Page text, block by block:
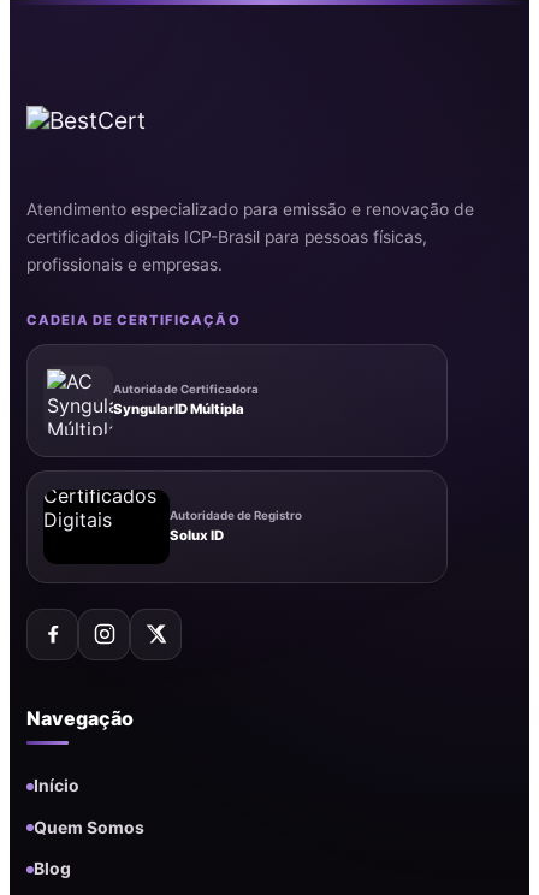
Atendimento especializado para emissão e renovação de
certificados digitais ICP-Brasil para pessoas físicas,
profissionais e empresas.
CADEIA DE CERTIFICAÇÃO
Autoridade Certificadora
SyngularID Múltipla
Autoridade de Registro
Solux ID
Navegação
Início
Quem Somos
Blog